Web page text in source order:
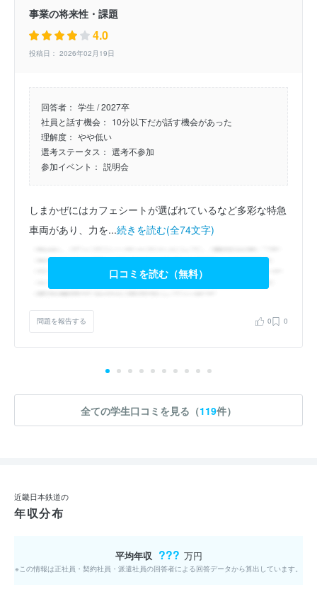
事業の将来性・課題
4.0
投稿日： 2026年02月19日
回答者： 学生 / 2027卒
社員と話す機会： 10分以下だが話す機会があった
理解度： やや低い
選考ステータス： 選考不参加
参加イベント： 説明会
しまかぜにはカフェシートが選ばれているなど多彩な特急
車両があり、力を...続きを読む(全74文字)
口コミを読む（無料）
問題を報告する 0 0
全ての学生口コミを見る（119件）
近畿日本鉄道の
年収分布
平均年収 ??? 万円
※この情報は正社員・契約社員・派遣社員の回答者による回答データから算出しています。